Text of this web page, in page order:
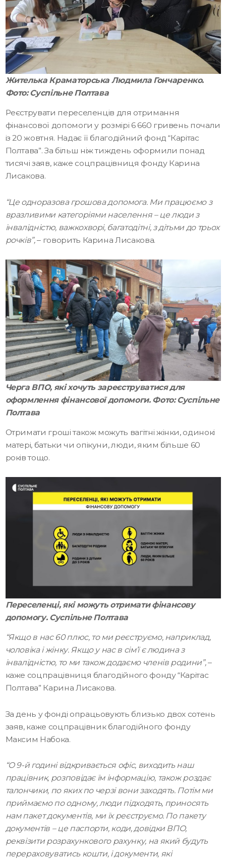
Жителька Краматорська Людмила Гончаренко.
Фото: Суспільне Полтава
Реєструвати переселенців для отримання
фінансової допомоги у розмірі 6 660 гривень почали
із 20 жовтня. Надає її благодійний фонд “Карітас
Полтава”. За більш ніж тиждень оформили понад
тисячі заяв, каже соцпрацівниця фонду Карина
Лисакова.
“Це одноразова грошова допомога. Ми працюємо з
вразливими категоріями населення – це люди з
інвалідністю, важкохворі, багатодітні, з дітьми до трьох
рочків”,– говорить Карина Лисакова.
Черга ВПО, які хочуть зареєструватися для
оформлення фінансової допомоги. Фото: Суспільне
Полтава
Отримати гроші також можуть вагітні жінки, одинокі
матері, батьки чи опікуни, люди, яким більше 60
років тощо.
Переселенці, які можуть отримати фінансову
допомогу. Суспільне Полтава
“Якщо в нас 60 плюс, то ми реєструємо, наприклад,
чоловіка і жінку. Якщо у нас в сім’ї є людина з
інвалідністю, то ми також додаємо членів родини”,–
каже соцпрацівниця благодійного фонду “Карітас
Полтава” Карина Лисакова.
За день у фонді опрацьовують близько двох сотень
заяв, каже соцпрацівник благодійного фонду
Максим Набока.
“О 9-й годині відкривається офіс, виходить наш
працівник, розповідає їм інформацію, також роздає
талончики, по яких по черзі вони заходять. Потім ми
приймаємо по одному, люди підходять, приносять
нам пакет документів, ми їх реєструємо. По пакету
документів – це паспорти, коди, довідки ВПО,
реквізити розрахункового рахунку, на який будуть
перераховуватись кошти, і документи, які